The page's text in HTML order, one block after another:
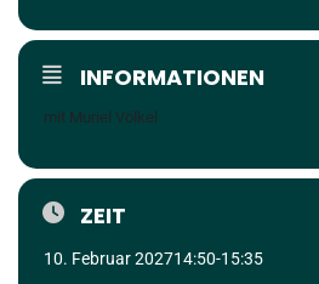
INFORMATIONEN
mit Muriel Völkel
ZEIT
10. Februar 202714:50-15:35